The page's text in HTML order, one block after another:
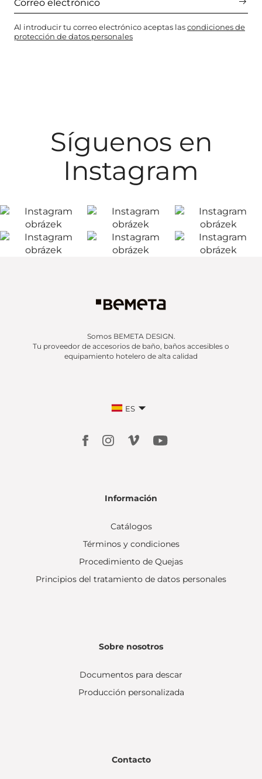
Al introducir tu correo electrónico aceptas lascondiciones de
protección de datos personales
Síguenos en
Instagram
Somos BEMETA DESIGN.
Tu proveedor de accesorios de baño, baños accesibles o
equipamiento hotelero de alta calidad
ES
Información
Catálogos
Términos y condiciones
Procedimiento de Quejas
Principios del tratamiento de datos personales
Sobre nosotros
Documentos para descar
Producción personalizada
Contacto